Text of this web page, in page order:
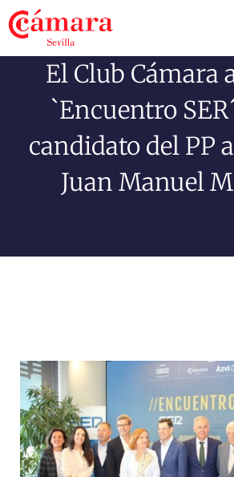
Cámara
Comercio
Soluciones
Programas
El Club Cámara
`Encuentro
candidato del PP
Juan Manuel